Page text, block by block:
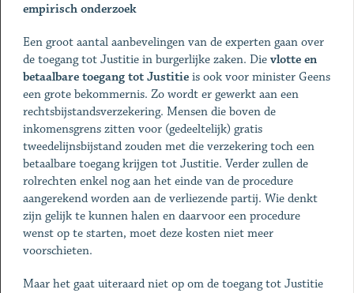
empirisch onderzoek
Een groot aantal aanbevelingen van de experten gaan over
de toegang tot Justitie in burgerlijke zaken. Die vlotte en
betaalbare toegang tot Justitieis ook voor minister Geens
een grote bekommernis. Zo wordt er gewerkt aan een
rechtsbijstandsverzekering. Mensen die boven de
inkomensgrens zitten voor (gedeeltelijk) gratis
tweedelijnsbijstand zouden met die verzekering toch een
betaalbare toegang krijgen tot Justitie. Verder zullen de
rolrechten enkel nog aan het einde van de procedure
aangerekend worden aan de verliezende partij. Wie denkt
zijn gelijk te kunnen halen en daarvoor een procedure
wenst op te starten, moet deze kosten niet meer
voorschieten.
Maar het gaat uiteraard niet op om de toegang tot Justitie